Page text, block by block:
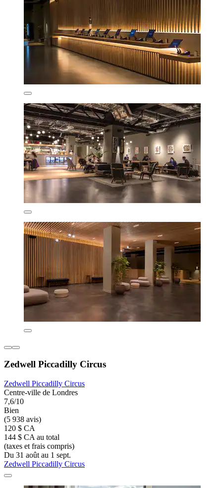
Zedwell Piccadilly Circus
Zedwell Piccadilly Circus
Centre-ville de Londres
7,6/10
Bien
(5 938 avis)
120 $ CA
144 $ CA au total
(taxes et frais compris)
Du 31 août au 1 sept.
Zedwell Piccadilly Circus